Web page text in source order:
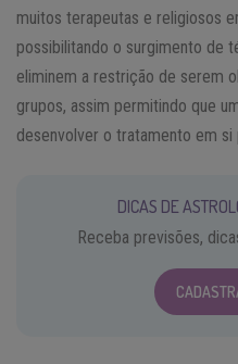
muitos terapeutas e religiosos
possibilitando o surgimento de
eliminem a restrição de serem
grupos, assim permitindo que
desenvolver o tratamento em si
DICAS DE
Receba previsões,